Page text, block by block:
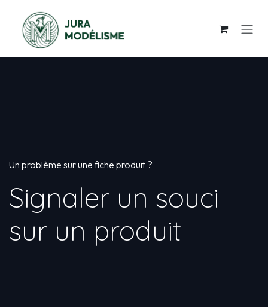
Un problème sur une fiche produit ?
Signaler un souci
sur un produit